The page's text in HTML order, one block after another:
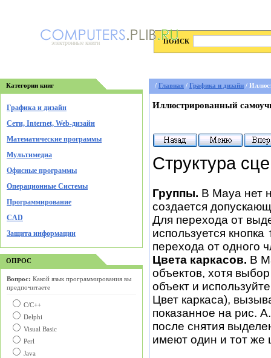
электронные книги ПОИСК
Категории книг
Графика и дизайн
Cети, Internet, Web-дизайн
Математические программы
Мультимедиа
Офисные программы
Операционные Системы
Программирование
CAD
Защита информации
ОПРОС
Вопрос: Какой язык программирования вы
предпочитаете
С/C++
Delphi
Visual Basic
Perl
Java
/ Главная / Графика и дизайн /
Иллюстрированный
Структура
Группы. В Maya нет
создается
Для перехода от
используется кнопка
перехода от одного
Цвета каркасов. В
объектов, хотя
объект и
Цвет каркаса),
показанное на рис.
после снятия
имеют один и тот же